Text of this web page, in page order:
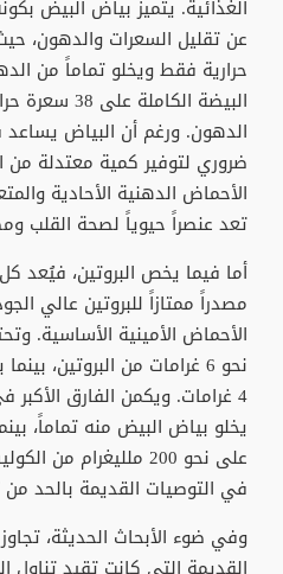
الغذائية. يتميز بياض البيض
حرارية فقط ويخلو تماماً من
الدهون. ورغم أن البياض
ضروري لتوفير كمية معتدلة من
الأحماض الدهنية الأحادية
تعد عنصراً حيوياً لصحة القلب
​أما فيما يخص البروتين، فيُعد
مصدراً ممتازاً للبروتين عالي
الأحماض الأمينية الأساسية.
4 غرامات. ويكمن الفارق
يخلو بياض البيض منه تماماً،
على نحو 200 ملليغرام
في التوصيات القديمة بالحد من
​وفي ضوء الأبحاث الحديثة،